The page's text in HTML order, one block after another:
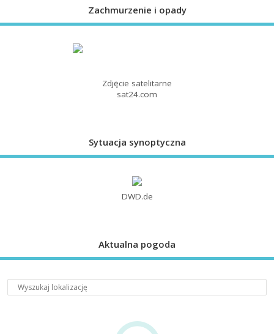
Zachmurzenie i opady
Zdjęcie satelitarne
sat24.com
Sytuacja synoptyczna
DWD.de
Aktualna pogoda